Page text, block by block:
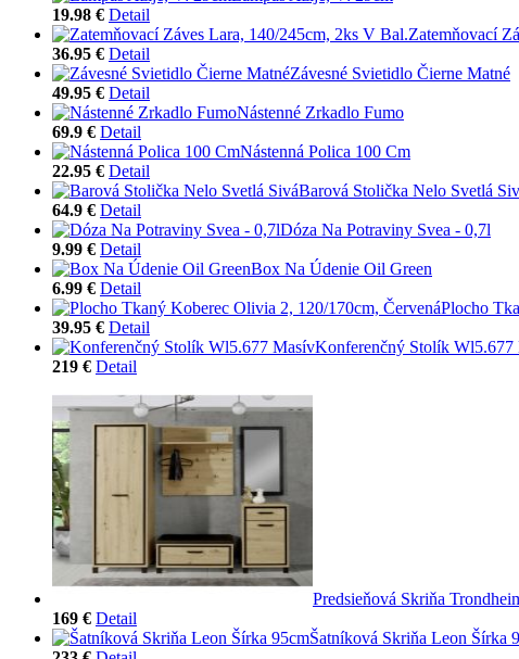
19.98 € Detail
Zatemňovací
36.95 € Detail
Závesné Svietidlo Čierne Matné
49.95 € Detail
Nástenné Zrkadlo Fumo
69.9 € Detail
Nástenná Polica 100 Cm
22.95 € Detail
Barová Stolička Nelo Svetlá
64.9 € Detail
Dóza Na Potraviny Svea - 0,7l
9.99 € Detail
Box Na Údenie Oil Green
6.99 € Detail
Plocho
39.95 € Detail
Konferenčný Stolík Wl5.677
219 € Detail
Predsieňová Skriňa
169 € Detail
Šatníková Skriňa Leon Šírka